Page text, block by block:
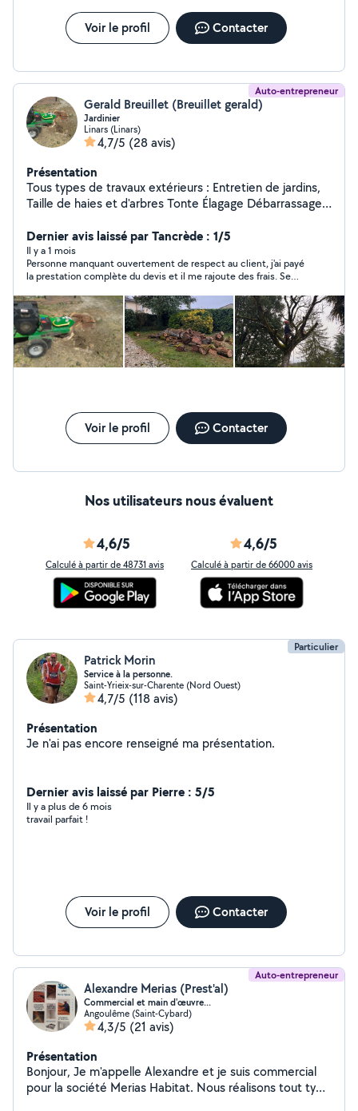
Voir le profil Contacter
Auto-entrepreneur
Gerald Breuillet (Breuillet gerald)
Jardinier
Linars (Linars)
4,7/5 (28 avis)
Présentation
Tous types de travaux extérieurs : Entretien de jardins,
Taille de haies et d'arbres Tonte Élagage Débarrassage
disponible 7j/7j. Devis gratuit sur demande, n'hésitez pas
à me contacter pour toutes demandes Contactez moi
de préférence au 06/20/94/78/34
Dernier avis laissé par Tancrède : 1/5
Il y a 1 mois
Personne manquant ouvertement de respect au client, j'ai payé
la prestation complète du devis et il me rajoute des frais. Se
téléphone. Je l'ai payé 1350 € pour 2 jours de travail et ensuite
il me rajoute des frais en supplément... Le travail est décevant il
devait faire un autre chantier mais j'ai un trouvé un bien
meilleur artisan. C'est bien la première fois que je me vois
contraint de dénoncer et signaler quelqu'un !
Voir le profil Contacter
Nos utilisateurs nous évaluent
4,6/5
Calculé à partir de 48731 avis
4,6/5
Calculé à partir de 66000 avis
Particulier
Patrick Morin
Service à la personne.
Saint-Yrieix-sur-Charente (Nord Ouest)
4,7/5 (118 avis)
Présentation
Je n'ai pas encore renseigné ma présentation.
Dernier avis laissé par Pierre : 5/5
Il y a plus de 6 mois
travail parfait !
Voir le profil Contacter
Auto-entrepreneur
Alexandre Merias (Prest'al)
Commercial et main d'œuvre...
Angoulême (Saint-Cybard)
4,3/5 (21 avis)
Présentation
Bonjour, Je m'appelle Alexandre et je suis commercial
pour la société Merias Habitat. Nous réalisons tout type